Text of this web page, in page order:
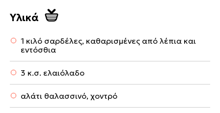
Υλικά
1 κιλό σαρδέλες, καθαρισμένες από λέπια και
εντόσθια
3 κ.σ. ελαιόλαδο
αλάτι θαλασσινό, χοντρό